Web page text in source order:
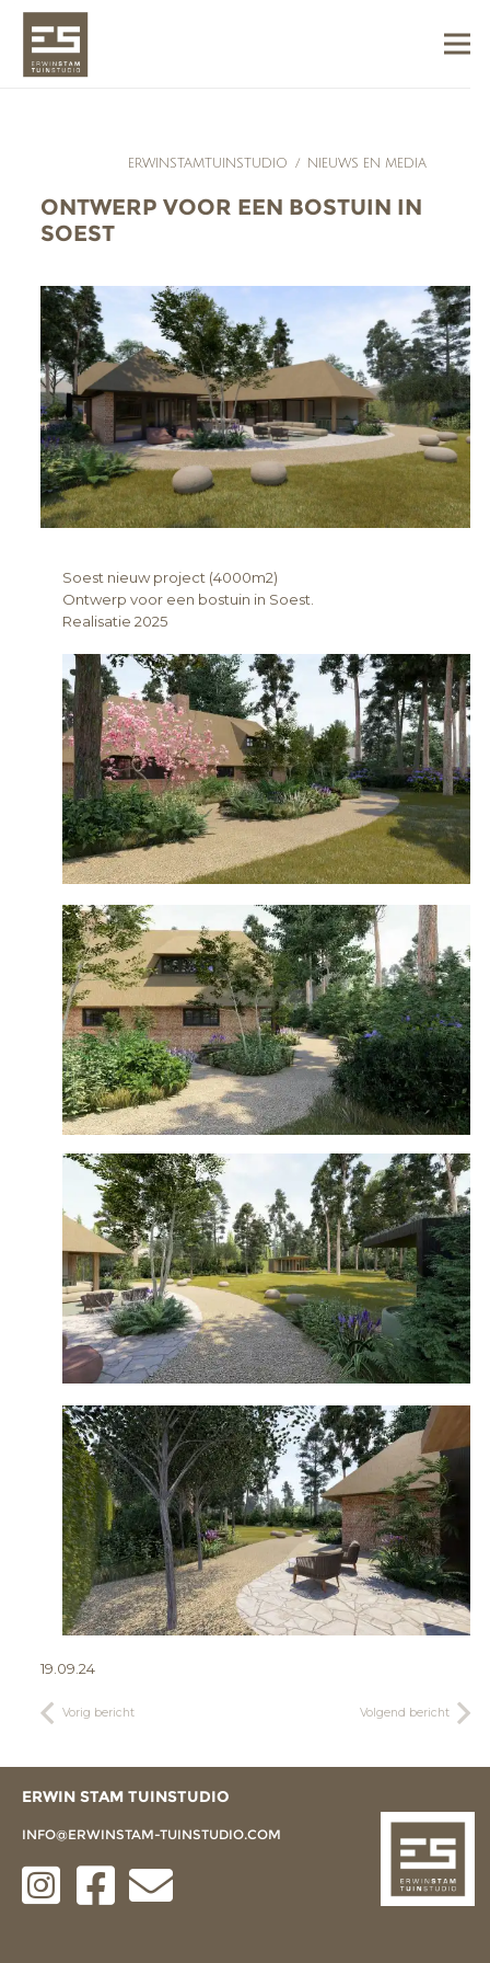
ERWINSTAMTUINSTUDIO / NIEUWS EN MEDIA
ONTWERP VOOR EEN BOSTUIN IN
SOEST
Soest nieuw project (4000m2)
Ontwerp voor een bostuin in Soest.
Realisatie 2025
19.09.24
Vorig bericht Volgend bericht
ERWIN STAM TUINSTUDIO
INFO@ERWINSTAM-TUINSTUDIO.COM